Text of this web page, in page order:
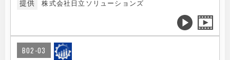
提供 株式会社日立ソリューションズ
B02-03